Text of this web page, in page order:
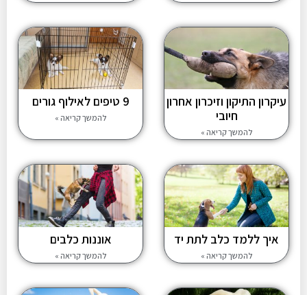
עיקרון התיקון וזיכרון אחרון
חיובי
להמשך קריאה »
9 טיפים לאילוף גורים
להמשך קריאה »
איך ללמד כלב לתת יד
להמשך קריאה »
אוננות כלבים
להמשך קריאה »